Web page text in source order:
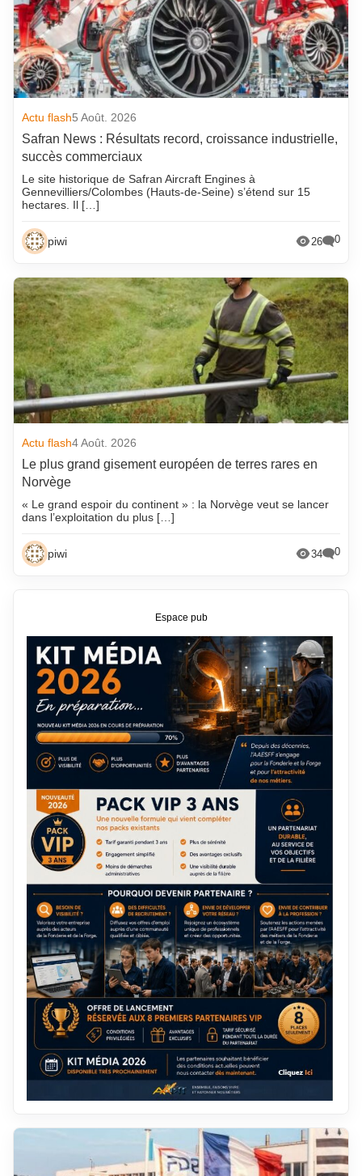
Actu flash5 Août. 2026
Safran News : Résultats record, croissance industrielle,
succès commerciaux
Le site historique de Safran Aircraft Engines à
Gennevilliers/Colombes (Hauts-de-Seine) s’étend sur 15
hectares. Il […]
piwi 26 0
Actu flash4 Août. 2026
Le plus grand gisement européen de terres rares en
Norvège
« Le grand espoir du continent » : la Norvège veut se lancer
dans l’exploitation du plus […]
piwi 34 0
Espace pub